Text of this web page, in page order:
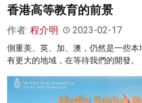
香港高等教育的前景
作者: 程介明 2023-02-17
側重美、英、加、澳，仍然是一些
有更大的地域，在等待我們的開發。